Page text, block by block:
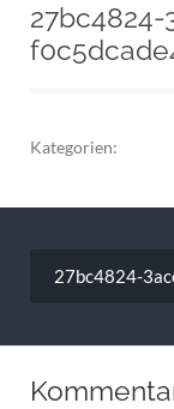
Kategorien:
27bc4824-